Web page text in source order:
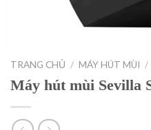
TRANG CHỦ / MÁY HÚT MÙI /
Máy hút mùi Sevilla